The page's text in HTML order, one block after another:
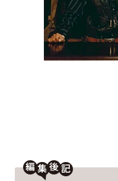
編
後